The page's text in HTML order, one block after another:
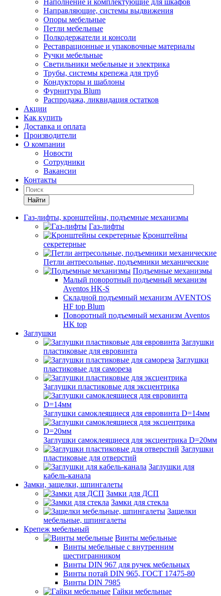
Наполнение и комплектующие для шкафов
Направляющие, системы выдвижения
Опоры мебельные
Петли мебельные
Полкодержатели и консоли
Реставрационные и упаковочные материалы
Ручки мебельные
Светильники мебельные и электрика
Трубы, системы крепежа для труб
Кондукторы и шаблоны
Фурнитура Blum
Распродажа, ликвидация остатков
Акции
Как купить
Доставка и оплата
Производители
О компании
Новости
Сотрудники
Вакансии
Контакты
Найти
Газ-лифты, кронштейны, подъемные механизмы
Газ-лифты
Кронштейны
секретерные
Петли антресольные, подъемники механические
Подъемные механизмы
Малый поворотный подъемный механизм
Aventos HK-S
Складной подъемный механизм AVENTOS
HF top Blum
Поворотный подъемный механизм Aventos
HK top
Заглушки
Заглушки
пластиковые для евровинта
Заглушки
пластиковые для самореза
Заглушки пластиковые для эксцентрика
Заглушки самоклеящиеся для евровинта D=14мм
Заглушки самоклеящиеся для эксцентрика D=20мм
Заглушки
пластиковые для отверстий
Заглушки для
кабель-канала
Замки, защелки, шпингалеты
Замки для ДСП
Замки для стекла
Защелки
мебельные, шпингалеты
Крепеж мебельный
Винты мебельные
Винты мебельные с внутренним
шестигранником
Винты DIN 967 для ручек мебельных
Винты потай DIN 965, ГОСТ 17475-80
Винты DIN 7985
Гайки мебельные